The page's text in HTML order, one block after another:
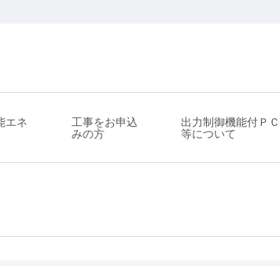
エネ
工事をお申込
みの方
出力制御機能付ＰＣ
等について